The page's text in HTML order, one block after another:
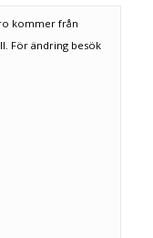
kommer från
För ändring besök